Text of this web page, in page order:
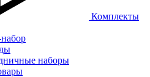
Комплекты
наборы